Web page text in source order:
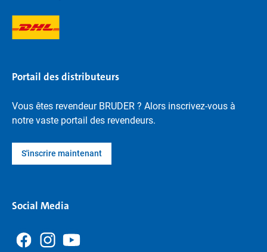
Portail des distributeurs
Vous êtes revendeur BRUDER ? Alors inscrivez-vous à
notre vaste portail des revendeurs.
S'inscrire maintenant
Social Media